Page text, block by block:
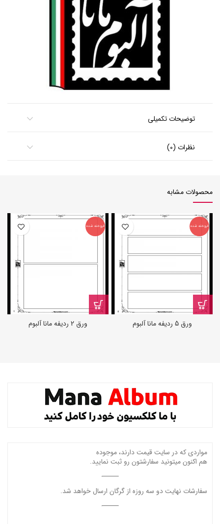
توضیحات تکمیلی
نظرات (0)
محصولات مشابه
فروخته شده
ورق 5 ردیفه مانا آلبوم
فروخته شده
ورق 2 ردیفه مانا آلبوم
مواردی که در سایت قیمت دارند، موجوده
هم اکنون میتونید سفارشتون رو ثبت نمایید.
سفارشات نهایت دو سه روزه از گرگان ارسال خواهد شد.